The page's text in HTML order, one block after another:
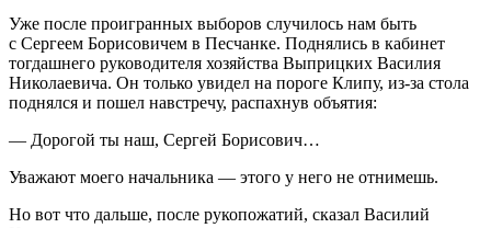
Уже после проигранных выборов случилось нам быть
с Сергеем Борисовичем в Песчанке. Поднялись в кабинет
тогдашнего руководителя хозяйства Выприцких Василия
Николаевича. Он только увидел на пороге Клипу, из-за стола
поднялся и пошел навстречу, распахнув объятия:
— Дорогой ты наш, Сергей Борисович…
Уважают моего начальника — этого у него не отнимешь.
Но вот что дальше, после рукопожатий, сказал Василий